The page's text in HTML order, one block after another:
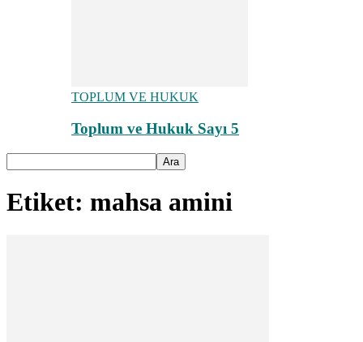
TOPLUM VE HUKUK
Toplum ve Hukuk Sayı 5
Etiket: mahsa amini